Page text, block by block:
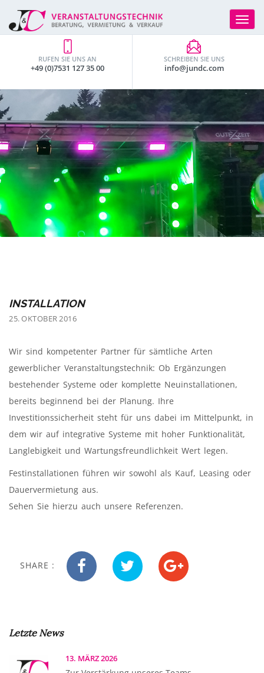
Toggle
SCHREIBEN SIE UNS
info@jundc.com
RUFEN SIE UNS AN
+49 (0)7531 127 35 00
INSTALLATION
25. OKTOBER 2016
Wir sind kompetenter Partner für sämtliche Arten
gewerblicher Veranstaltungstechnik: Ob Ergänzungen
bestehender Systeme oder komplette Neuinstallationen,
bereits beginnend bei der Planung. Ihre
Investitionssicherheit steht für uns dabei im Mittelpunkt, in
dem wir auf integrative Systeme mit hoher Funktionalität,
Langlebigkeit und Wartungsfreundlichkeit Wert legen.
Festinstallationen führen wir sowohl als Kauf, Leasing oder
Dauervermietung aus.
Sehen Sie hierzu auch unsere Referenzen.
SHARE :
Letzte News
13. MÄRZ 2026